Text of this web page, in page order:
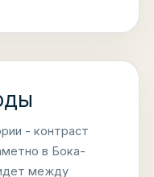
- контраст
в Бока-
между